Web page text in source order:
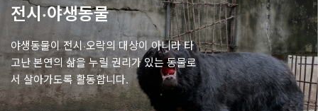
전시·야생동물
야생동물이 전시·오락의 대상이 아니라 타
고난 본연의 삶을 누릴 권리가 있는 동물로
서 살아가도록 활동합니다.